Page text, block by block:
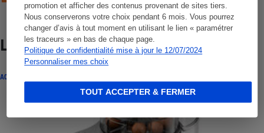
promotion et afficher des contenus provenant de sites tiers.
Nous conserverons votre choix pendant 6 mois. Vous pourrez
changer d’avis à tout moment en utilisant le lien « paramétrer
les traceurs » en bas de chaque page.
Politique de confidentialité mise à jour le 12/07/2024
Personnaliser mes choix
TOUT ACCEPTER & FERMER
Lire aussi
ACTUALITÉ